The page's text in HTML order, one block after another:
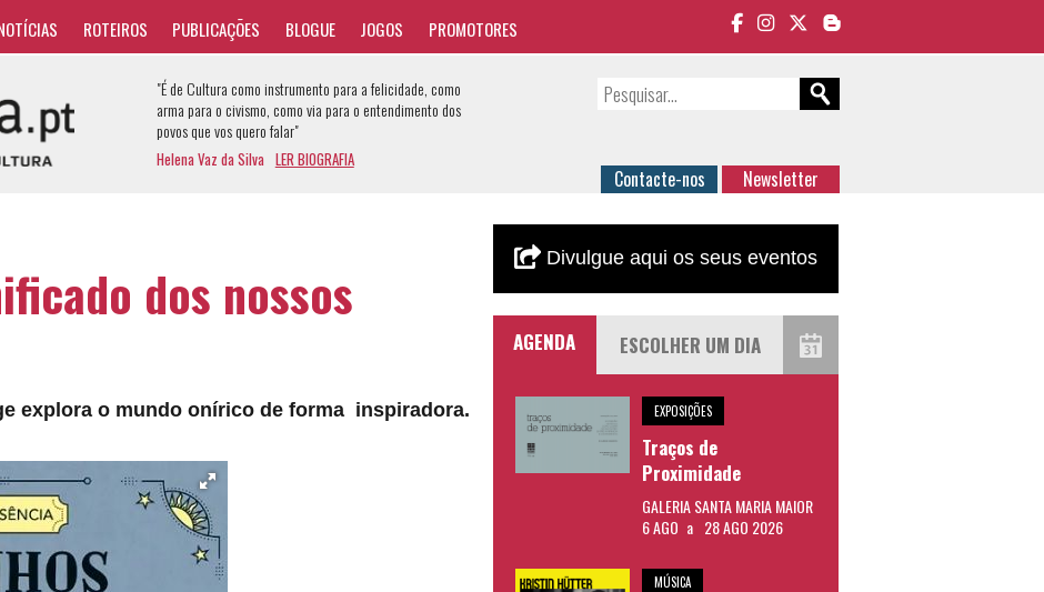
ROTEIROS PUBLICAÇÕES BLOGUE JOGOS PROMOTORES
"É de Cultura como instrumento para a felicidade, como
arma para o civismo, como via para o entendimento dos
povos que vos quero falar"
Helena Vaz da Silva LER BIOGRAFIA
Contacte-nos Newsletter
dos nossos
explora o mundo onírico de forma inspiradora.
Divulgue aqui os seus eventos
AGENDA
EXPOSIÇÕES
Traços de
Proximidade
GALERIA SANTA MARIA MAIOR
6 AGO a 28 AGO 2026
MÚSICA